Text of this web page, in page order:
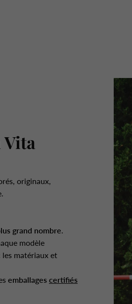
Vita
originaux,
grand nombre
modèle
les matériaux et
emballages certifiés